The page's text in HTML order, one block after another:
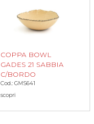
COPPA BOWL
GADES 21 SABBIA
C/BORDO
Cod.: GMS641
scopri